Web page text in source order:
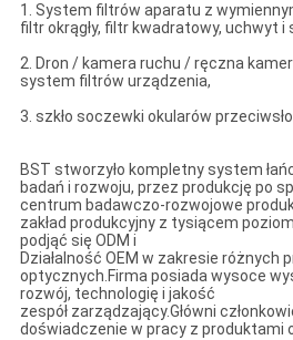
1. System filtrów aparatu z
filtr okrągły, filtr kwadratowy, uchwyt
2. Dron / kamera ruchu / ręczna
system filtrów urządzenia,
3. szkło soczewki okularów
BST stworzyło kompletny system
badań i rozwoju, przez produkcję po
centrum badawczo-rozwojowe
zakład produkcyjny z tysiącem
podjąć się ODM i
Działalność OEM w zakresie różnych
optycznych.Firma posiada wysoce
rozwój, technologię i jakość
zespół zarządzający.Główni
doświadczenie w pracy z produktami